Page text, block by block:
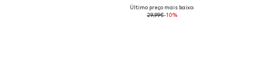
Último preço mais baixo:
29,99€-10%